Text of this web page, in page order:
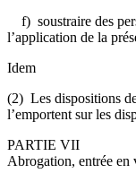
f) soustraire des
l’application de la
Idem
(2) Les dispositions
l’emportent sur les
PARTIE VII
Abrogation, entrée en